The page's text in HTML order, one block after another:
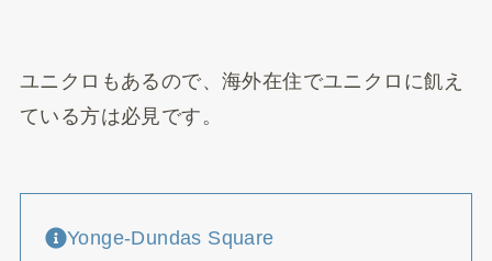
ユニクロもあるので、海外在住でユニクロに飢え
ている方は必見です。
Yonge-Dundas Square